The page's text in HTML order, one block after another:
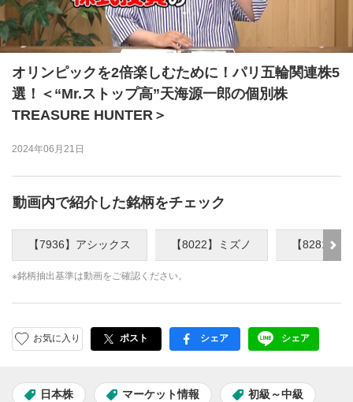
オリンピックを2倍楽しむために！パリ五輪関連株5
選！＜“Mr.ストップ高”天海源一郎の個別株
TREASURE HUNTER＞
2024年06月21日
動画内で紹介した銘柄をチェック
【7936】アシックス 【8022】ミズノ 【8281】
※銘柄抽出基準は動画をご確認ください。
お気に入り ポスト facebook
シェア LINE
シェア
日本株 マーケット情報 初級～中級